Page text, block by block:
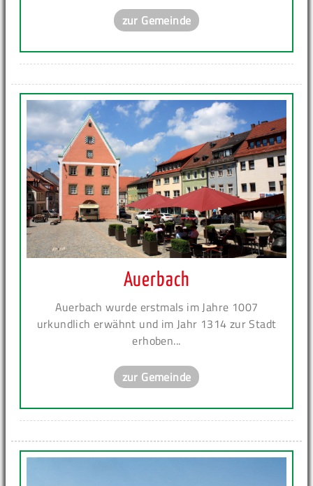
zur Gemeinde
Auerbach
Auerbach wurde erstmals im Jahre 1007
urkundlich erwähnt und im Jahr 1314 zur Stadt
erhoben...
zur Gemeinde